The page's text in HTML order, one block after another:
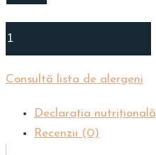
Consultă lista de alergeni
Declarația nutriţională
Recenzii (0)